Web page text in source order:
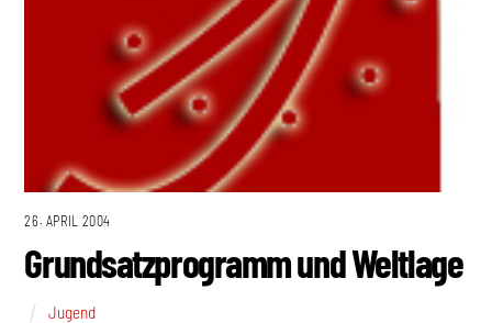
26. APRIL 2004
Grundsatzprogramm und Weltlage
Jugend